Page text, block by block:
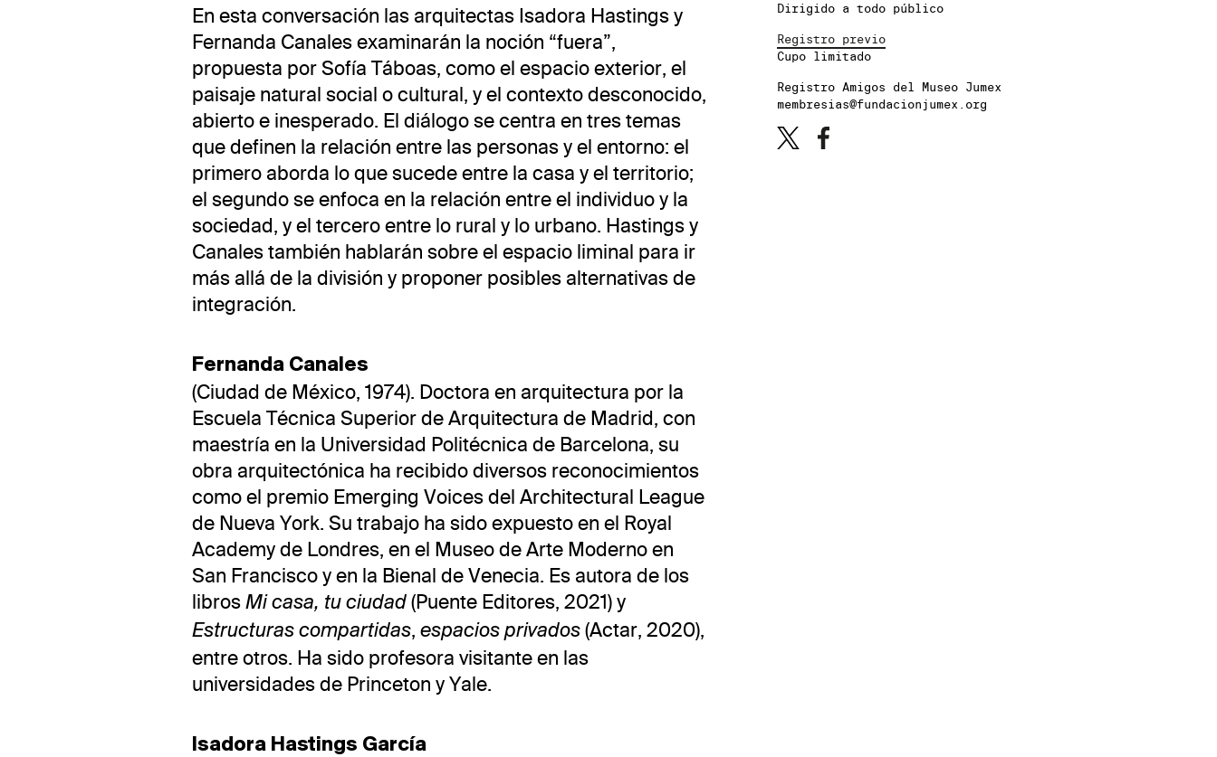
Dirigido a todo público
Registro previo
Cupo limitado
Registro Amigos del Museo Jumex
membresias@fundacionjumex.org
En esta conversación las arquitectas Isadora Hastings y
Fernanda Canales examinarán la noción “fuera”,
propuesta por Sofía Táboas, como el espacio exterior, el
paisaje natural social o cultural, y el contexto desconocido,
abierto e inesperado. El diálogo se centra en tres temas
que definen la relación entre las personas y el entorno: el
primero aborda lo que sucede entre la casa y el territorio;
el segundo se enfoca en la relación entre el individuo y la
sociedad, y el tercero entre lo rural y lo urbano. Hastings y
Canales también hablarán sobre el espacio liminal para ir
más allá de la división y proponer posibles alternativas de
integración.
Fernanda Canales
(Ciudad de México, 1974). Doctora en arquitectura por la
Escuela Técnica Superior de Arquitectura de Madrid, con
maestría en la Universidad Politécnica de Barcelona, su
obra arquitectónica ha recibido diversos reconocimientos
como el premio Emerging Voices del Architectural League
de Nueva York. Su trabajo ha sido expuesto en el Royal
Academy de Londres, en el Museo de Arte Moderno en
San Francisco y en la Bienal de Venecia. Es autora de los
libros Mi casa, tu ciudad(Puente Editores, 2021) y
Estructuras compartidas, espacios privados(Actar, 2020),
entre otros. Ha sido profesora visitante en las
universidades de Princeton y Yale.
Isadora Hastings García